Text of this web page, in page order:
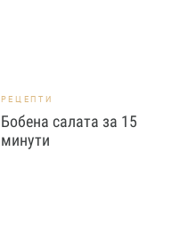
РЕЦЕПТИ
Бобена салата за 15
минути